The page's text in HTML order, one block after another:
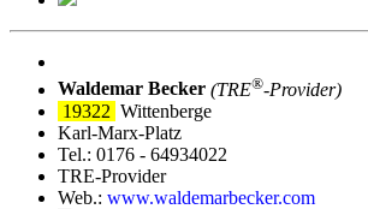
Waldemar Becker (TRE®‑Provider)
19322 Wittenberge
Karl-Marx-Platz
Tel.: 0176 - 64934022
TRE-Provider
Web.: www.waldemarbecker.com